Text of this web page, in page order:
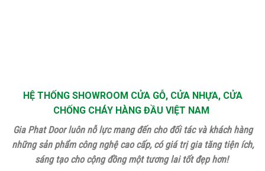
HỆ THỐNG SHOWROOM CỬA GỖ, CỬA NHỰA, CỬA
CHỐNG CHÁY HÀNG ĐẦU VIỆT NAM
Gia Phat Door luôn nỗ lực mang đến cho đối tác và khách hàng
những sản phẩm công nghệ cao cấp, có giá trị gia tăng tiện ích,
sáng tạo cho cộng đồng một tương lai tốt đẹp hơn!